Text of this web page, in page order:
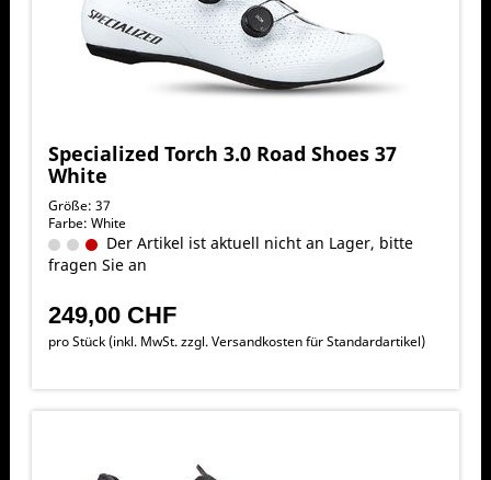
Specialized Torch 3.0 Road Shoes 37
White
Größe: 37
Farbe: White
Der Artikel ist aktuell nicht an Lager, bitte
fragen Sie an
249,00 CHF
pro Stück (inkl. MwSt. zzgl.Versandkosten für Standardartikel)